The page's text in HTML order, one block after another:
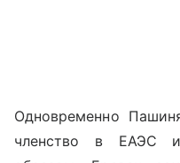
Одновременно
членство в ЕАЭС